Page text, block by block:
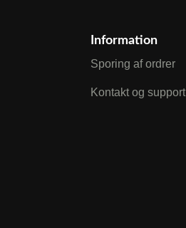
Information
Sporing af ordrer
Kontakt og support